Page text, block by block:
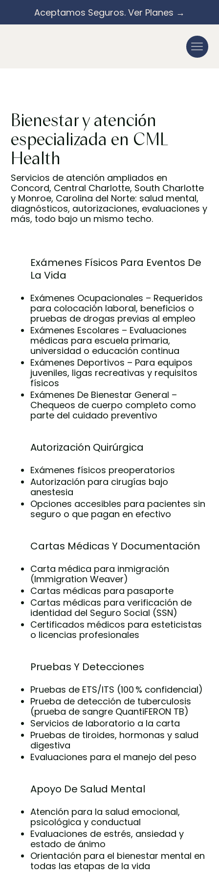
Aceptamos Seguros. Ver Planes →
Bienestar y atención
especializada en CML
Health
Servicios de atención ampliados en
Concord, Central Charlotte, South Charlotte
y Monroe, Carolina del Norte: salud mental,
diagnósticos, autorizaciones, evaluaciones y
más, todo bajo un mismo techo.
Exámenes Físicos Para Eventos De
La Vida
Exámenes Ocupacionales – Requeridos
para colocación laboral, beneficios o
pruebas de drogas previas al empleo
Exámenes Escolares – Evaluaciones
médicas para escuela primaria,
universidad o educación continua
Exámenes Deportivos – Para equipos
juveniles, ligas recreativas y requisitos
físicos
Exámenes De Bienestar General –
Chequeos de cuerpo completo como
parte del cuidado preventivo
Autorización Quirúrgica
Exámenes físicos preoperatorios
Autorización para cirugías bajo
anestesia
Opciones accesibles para pacientes sin
seguro o que pagan en efectivo
Cartas Médicas Y Documentación
Carta médica para inmigración
(Immigration Weaver)
Cartas médicas para pasaporte
Cartas médicas para verificación de
identidad del Seguro Social (SSN)
Certificados médicos para esteticistas
o licencias profesionales
Pruebas Y Detecciones
Pruebas de ETS/ITS (100 % confidencial)
Prueba de detección de tuberculosis
(prueba de sangre QuantiFERON TB)
Servicios de laboratorio a la carta
Pruebas de tiroides, hormonas y salud
digestiva
Evaluaciones para el manejo del peso
Apoyo De Salud Mental
Atención para la salud emocional,
psicológica y conductual
Evaluaciones de estrés, ansiedad y
estado de ánimo
Orientación para el bienestar mental en
todas las etapas de la vida